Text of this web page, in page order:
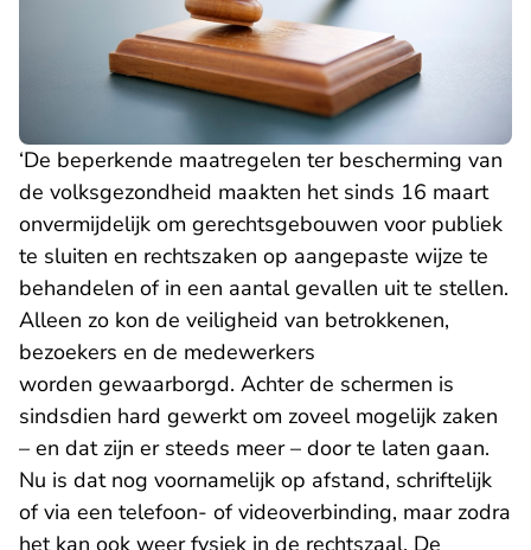
‘De beperkende maatregelen ter bescherming van
de volksgezondheid maakten het sinds 16 maart
onvermijdelijk om gerechtsgebouwen voor publiek
te sluiten en rechtszaken op aangepaste wijze te
behandelen of in een aantal gevallen uit te stellen.
Alleen zo kon de veiligheid van betrokkenen,
bezoekers en de medewerkers
worden gewaarborgd. Achter de schermen is
sindsdien hard gewerkt om zoveel mogelijk zaken
– en dat zijn er steeds meer – door te laten gaan.
Nu is dat nog voornamelijk op afstand, schriftelijk
of via een telefoon- of videoverbinding, maar zodra
het kan ook weer fysiek in de rechtszaal. De